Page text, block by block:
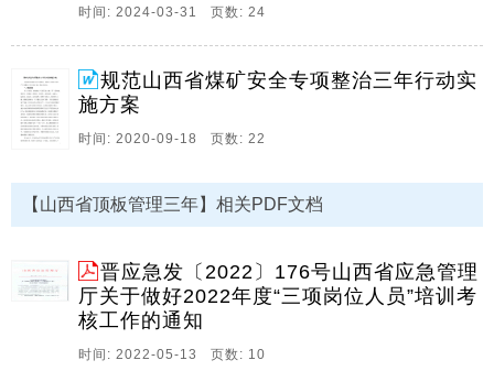
6、1,晋应急发2024147号山西省应急管理厅山西省地方
煤矿安全监督管理局关于做好2024年全省煤矿,一通三
防,工作的通知各市应急管理局,地方煤矿安全监督管理
局,为深刻汲取我省近年来煤矿,一通三防,事故教训,有效
防范煤矿事故,扎实推进煤矿安全。
产委员会关于印发山西省安全生产治本攻坚三年行动实
施方案,2024,2026年,的通知各市人民政府,省安委会各成
坚三年行动实施方案,2024。
8、山西省人民政府办公厅文件晋政办发202045号山西
省人民政府办公厅关于印发山西省安全生产专项整治三
年行动计划的通知各市,县人民政府,省人民政府各委,办,
时间: 2024-03-31 页数: 24
规范山西省煤矿安全专项整治三年行动实
施方案
时间: 2020-09-18 页数: 22
【山西省顶板管理三年】相关PDF文档
晋应急发〔2022〕176号山西省应急管理
厅关于做好2022年度“三项岗位人员”培训考
核工作的通知
时间: 2022-05-13 页数: 10